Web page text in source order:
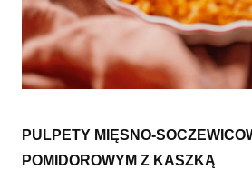
PULPETY MIĘSNO-
POMIDOROWYM Z KASZKĄ